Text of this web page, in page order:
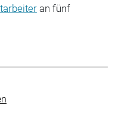
an fünf